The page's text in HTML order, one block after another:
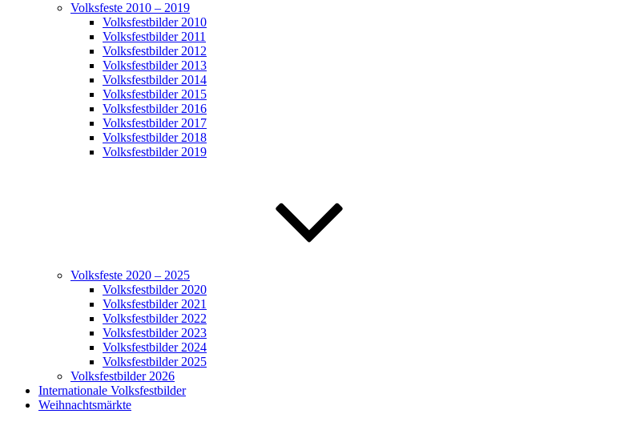
Volksfeste 2010 – 2019
Volksfestbilder 2010
Volksfestbilder 2011
Volksfestbilder 2012
Volksfestbilder 2013
Volksfestbilder 2014
Volksfestbilder 2015
Volksfestbilder 2016
Volksfestbilder 2017
Volksfestbilder 2018
Volksfestbilder 2019
Volksfeste 2020 – 2025
Volksfestbilder 2020
Volksfestbilder 2021
Volksfestbilder 2022
Volksfestbilder 2023
Volksfestbilder 2024
Volksfestbilder 2025
Volksfestbilder 2026
Internationale Volksfestbilder
Weihnachtsmärkte